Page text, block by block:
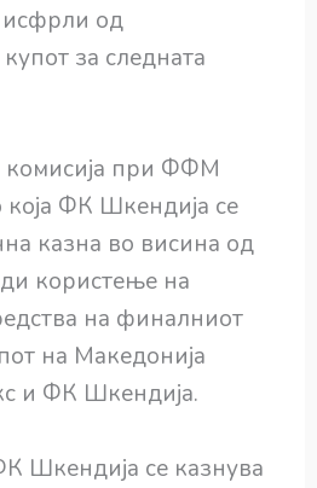
исфрли од
за следната
комисија при ФФМ
која ФК Шкендија се
казна во висина од
користење на
на финалниот
на Македонија
и ФК Шкендија.
Шкендија се казнува